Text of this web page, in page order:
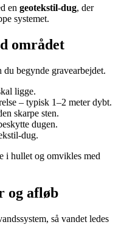
en geotekstil-dug, der
systemet.
området
begynde gravearbejdet.
ligge.
– typisk 1–2 meter dybt.
skarpe sten.
dugen.
dug.
i hullet og omvikles med
og afløb
så vandet ledes